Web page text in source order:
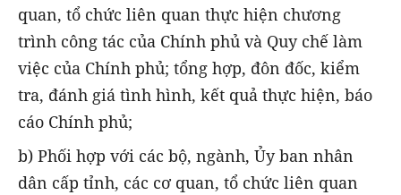
quan, tổ chức liên quan thực hiện chương
trình công tác của Chính phủ và Quy chế làm
việc của Chính phủ; tổng hợp, đôn đốc, kiểm
tra, đánh giá tình hình, kết quả thực hiện, báo
cáo Chính phủ;
b) Phối hợp với các bộ, ngành, Ủy ban nhân
dân cấp tỉnh, các cơ quan, tổ chức liên quan